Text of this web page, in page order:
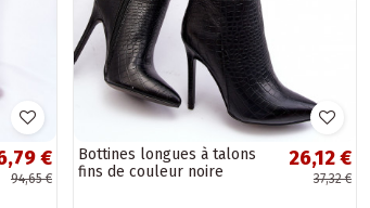
€
94,65 €
Bottines longues à talons
fins de couleur noire
26,12 €
37,32 €